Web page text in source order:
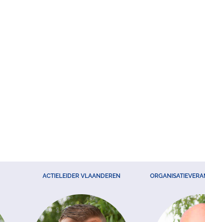
ACTIELEIDER VLAANDEREN